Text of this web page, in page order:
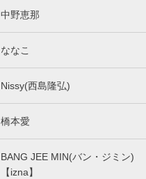
中野恵那
ななこ
Nissy(西島隆弘)
橋本愛
BANG JEE MIN(バン・ジミン)
【izna】